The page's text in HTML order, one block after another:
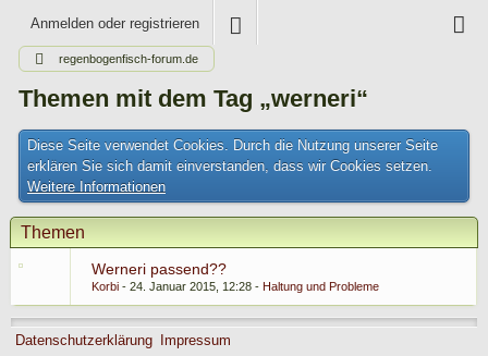
Anmelden oder registrieren
regenbogenfisch-forum.de
Themen mit dem Tag „werneri“
Diese Seite verwendet Cookies. Durch die Nutzung unserer Seite
erklären Sie sich damit einverstanden, dass wir Cookies setzen.
Weitere Informationen
Themen
Werneri passend??
Korbi 24. Januar 2015, 12:28 Haltung und Probleme
Datenschutzerklärung Impressum